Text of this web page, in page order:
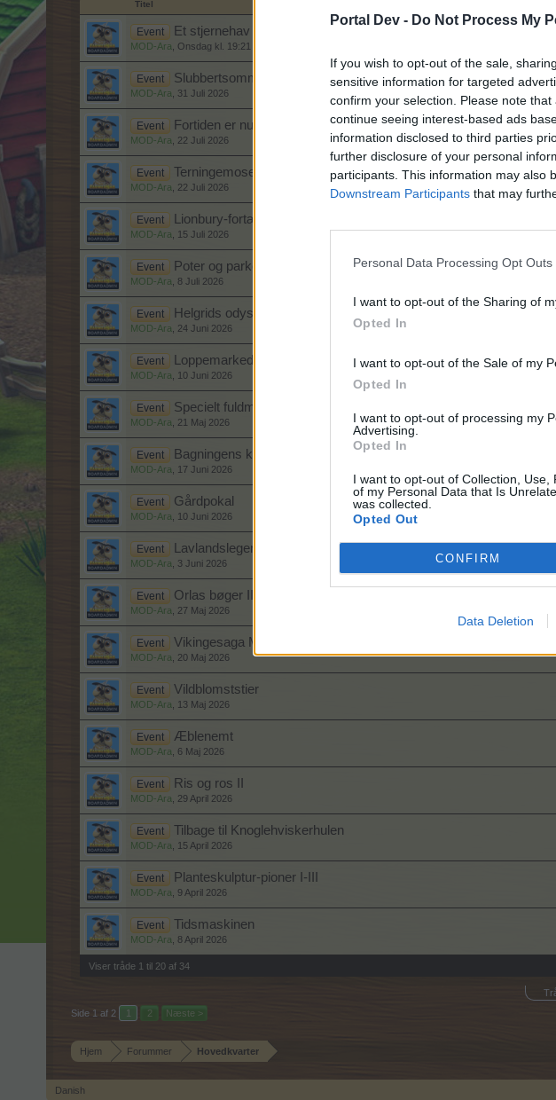
Portal Dev - Do Not Process My
If you wish to opt-out of the sale,
sensitive information for targeted
confirm your selection. Please note
continue seeing interest-based ads
information disclosed to third parties
further disclosure of your personal
participants. This information may also
Downstream Participants that may
Personal Data Processing Opt Outs
I want to opt-out of the Sharing of
Opted In
I want to opt-out of the Sale of my
Opted In
I want to opt-out of processing my
Advertising.
Opted In
I want to opt-out of Collection,
of my Personal Data that Is
was collected.
Opted Out
CONFIRM
Data Deletion
Titel
Event Et stjernehav
MOD-Ara Onsdag kl. 19:21
Event Slubbertsommer I - III
MOD-Ara 31 Juli 2026
Event Fortiden er nu
MOD-Ara 22 Juli 2026
Event Terningemose-krønikerne 2
MOD-Ara 22 Juli 2026
Event Lionbury-fortællingerne
MOD-Ara 15 Juli 2026
Event Poter og parker
MOD-Ara 8 Juli 2026
Event Helgrids odyssé
MOD-Ara 24 Juni 2026
Event Loppemarkedspjank
MOD-Ara 10 Juni 2026
Event Specielt fuldmåne tilbud (2026)
MOD-Ara 21 Maj 2026
Event Bagningens kunst
MOD-Ara 17 Juni 2026
Event Gårdpokal
MOD-Ara 10 Juni 2026
Event Lavlandslegene I - III
MOD-Ara 3 Juni 2026
Event Orlas bøger II
MOD-Ara 27 Maj 2026
Event Vikingesaga Maj 2026
MOD-Ara 20 Maj 2026
Event Vildblomststier
MOD-Ara 13 Maj 2026
Event Æblenemt
MOD-Ara 6 Maj 2026
Event Ris og ros II
MOD-Ara 29 April 2026
Event Tilbage til Knoglehviskerhulen
MOD-Ara 15 April 2026
Event Planteskulptur-pioner I-III
MOD-Ara 9 April 2026
Event Tidsmaskinen
MOD-Ara 8 April 2026
Viser tråde 1 til 20 af 34
Side 1 af 2 1 2 Næste >
Hjem Forummer Hovedkvarter
Danish